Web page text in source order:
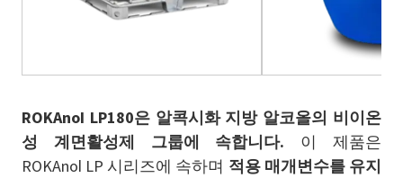
ROKAnol LP180은 알콕시화 지방 알코올의 비이온
성 계면활성제 그룹에 속합니다. 이 제품은
ROKAnol LP 시리즈에 속하며 적용 매개변수를 유지